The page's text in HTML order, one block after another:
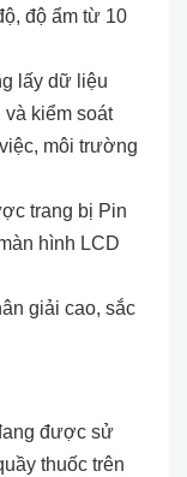
độ ẩm từ 10
lấy dữ liệu
và kiểm soát
môi trường
trang bị Pin
hình LCD
giải cao, sắc
được sử
thuốc trên